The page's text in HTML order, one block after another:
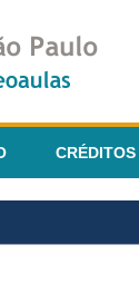
CRÉDITOS